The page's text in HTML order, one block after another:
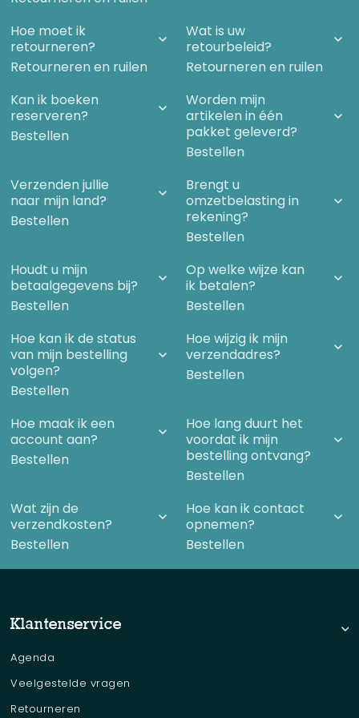
Hoe moet ik
retourneren?
Retourneren en ruilen
Wat is uw
retourbeleid?
Retourneren en ruilen
Kan ik boeken
reserveren?
Bestellen
Worden mijn
artikelen in één
pakket geleverd?
Bestellen
Verzenden jullie
naar mijn land?
Bestellen
Brengt u
omzetbelasting in
rekening?
Bestellen
Houdt u mijn
betaalgegevens bij?
Bestellen
Op welke wijze kan
ik betalen?
Bestellen
Hoe kan ik de status
van mijn bestelling
volgen?
Bestellen
Hoe wijzig ik mijn
verzendadres?
Bestellen
Hoe maak ik een
account aan?
Bestellen
Hoe lang duurt het
voordat ik mijn
bestelling ontvang?
Bestellen
Wat zijn de
verzendkosten?
Bestellen
Hoe kan ik contact
opnemen?
Bestellen
Klantenservice
Agenda
Veelgestelde vragen
Retourneren